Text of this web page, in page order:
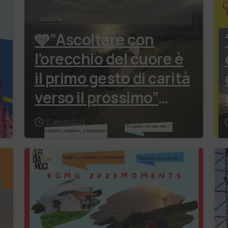
🩵”Ascoltare con
l’orecchio del cuore è
il primo gesto di carità
verso il prossimo”
(Papa Francesco)
#ADOA
#ilvillaggiodellepossi
biltà …
17 Agosto 2023